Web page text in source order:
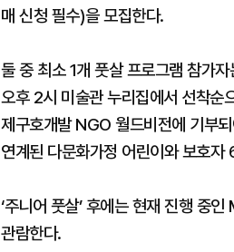
매 신청 필수)을 모집한다.
둘 중 최소 1개 풋살 프로그램 참가
오후 2시 미술관 누리집에서 선착순
제구호개발 NGO 월드비전에 기부
연계된 다문화가정 어린이와 보호자
‘주니어 풋살’ 후에는 현재 진행 중
관람한다.